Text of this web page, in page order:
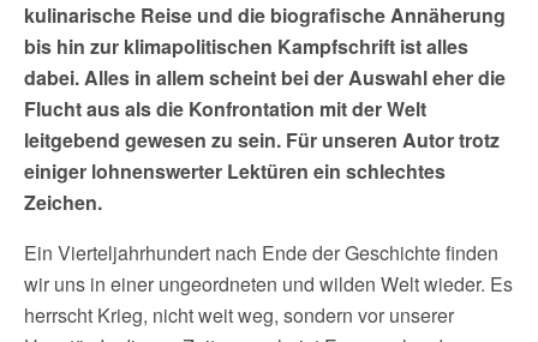
kulinarische Reise und die biografische Annäherung
bis hin zur klimapolitischen Kampfschrift ist alles
dabei. Alles in allem scheint bei der Auswahl eher die
Flucht aus als die Konfrontation mit der Welt
leitgebend gewesen zu sein. Für unseren Autor trotz
einiger lohnenswerter Lektüren ein schlechtes
Zeichen.
Ein Vierteljahrhundert nach Ende der Geschichte finden
wir uns in einer ungeordneten und wilden Welt wieder. Es
herrscht Krieg, nicht weit weg, sondern vor unserer